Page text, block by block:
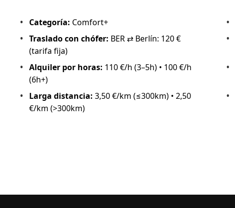
Categoría: Comfort+
Traslado con chófer: BER ⇄ Berlín: 120 €
(tarifa fija)
Alquiler por horas: 110 €/h (3–5h) • 100 €/h
(6h+)
Larga distancia: 3,50 €/km (≤300km) • 2,50
€/km (>300km)